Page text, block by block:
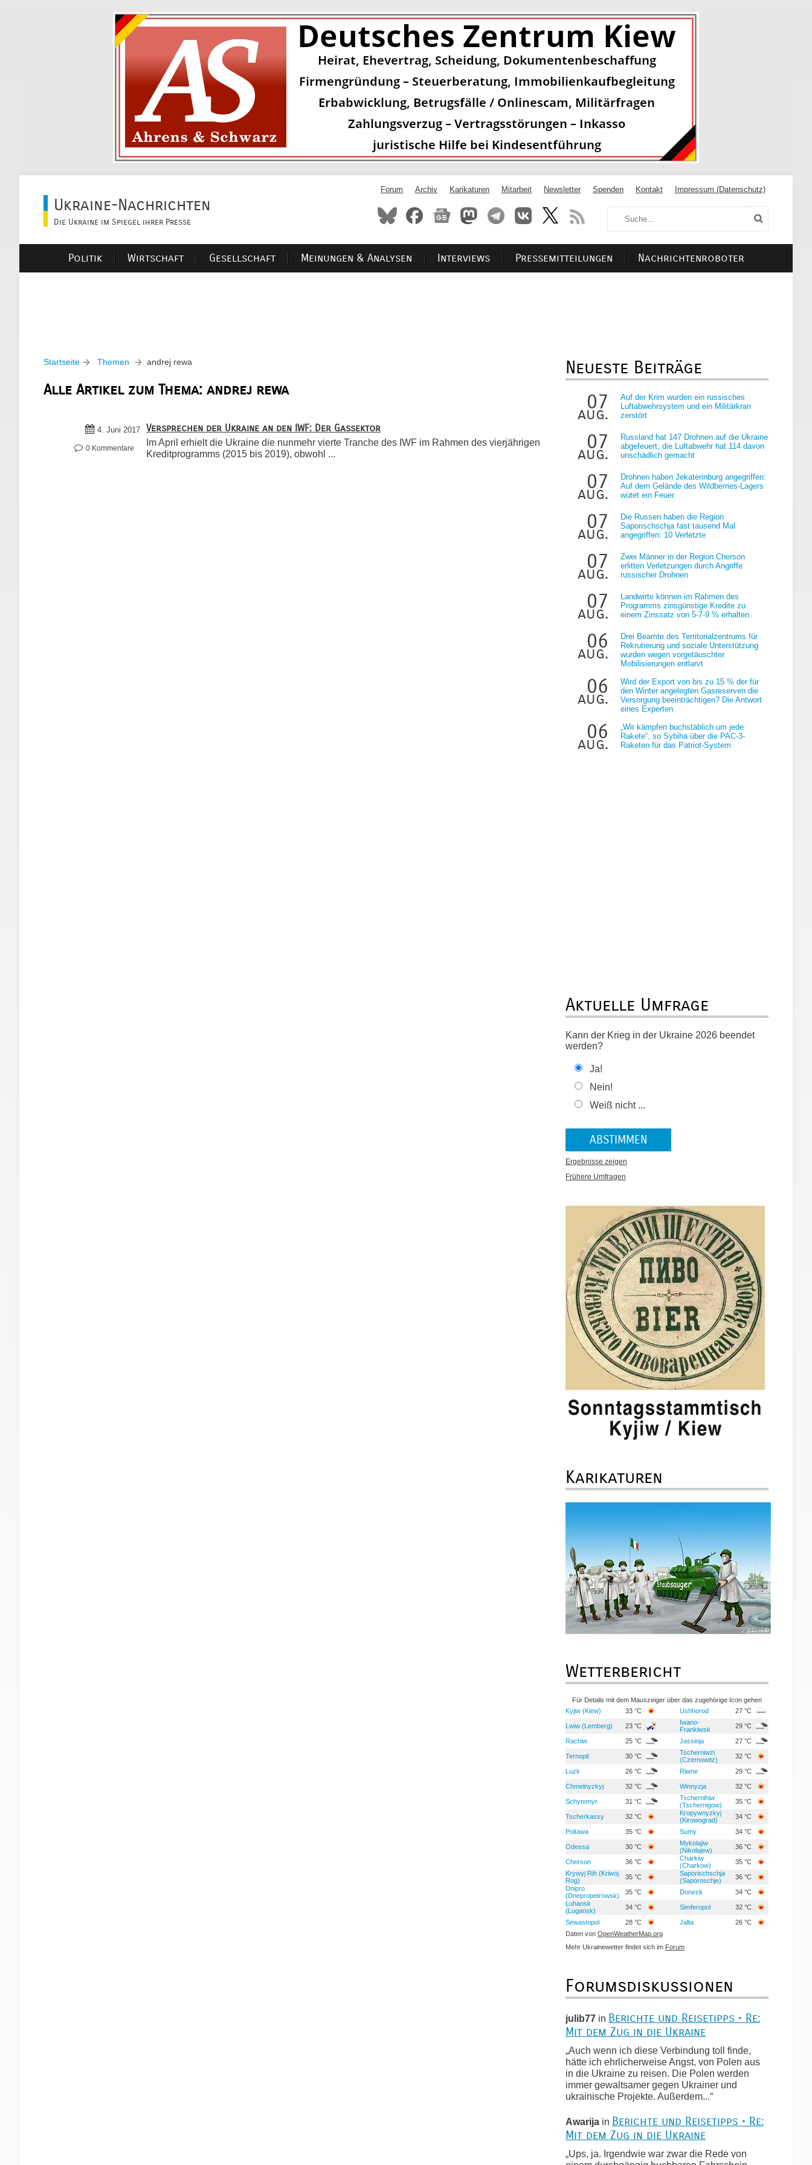
Ukraine-Nachrichten
Die Ukraine im Spiegel ihrer Presse
Forum Archiv Karikaturen Mitarbeit Newsletter Spenden Kontakt Impressum (Datenschutz)
Politik Wirtschaft Gesellschaft Meinungen & Analysen Interviews Pressemitteilungen Nachrichtenroboter
Startseite Themen andrej rewa
Alle Artikel zum Thema: andrej rewa
4. Juni 2017
0 Kommentare
Versprechen der Ukraine an den IWF: Der Gassektor
Im April erhielt die Ukraine die nunmehr vierte Tranche des IWF im Rahmen des vierjährigen
Kreditprogramms (2015 bis 2019), obwohl ...
Neueste Beiträge
07
aug.
Auf der Krim wurden ein russisches
Luftabwehrsystem und ein Militärkran
zerstört
07
aug.
Russland hat 147 Drohnen auf die Ukraine
abgefeuert; die Luftabwehr hat 114 davon
unschädlich gemacht
07
aug.
Drohnen haben Jekaterinburg angegriffen:
Auf dem Gelände des Wildberries-Lagers
wütet ein Feuer
07
aug.
Die Russen haben die Region
Saporischschja fast tausend Mal
angegriffen: 10 Verletzte
07
aug.
Zwei Männer in der Region Cherson
erlitten Verletzungen durch Angriffe
russischer Drohnen
07
aug.
Landwirte können im Rahmen des
Programms zinsgünstige Kredite zu
einem Zinssatz von 5-7-9 % erhalten
06
aug.
Drei Beamte des Territorialzentrums für
Rekrutierung und soziale Unterstützung
wurden wegen vorgetäuschter
Mobilisierungen entlarvt
06
aug.
Wird der Export von bis zu 15 % der für
den Winter angelegten Gasreserven die
Versorgung beeinträchtigen? Die Antwort
eines Experten
06
aug.
„Wir kämpfen buchstäblich um jede
Rakete“, so Sybiha über die PAC-3-
Raketen für das Patriot-System
Aktuelle Umfrage
Kann der Krieg in der Ukraine 2026 beendet
werden?
Ja!
Nein!
Weiß nicht ...
Ergebnisse zeigen
Frühere Umfragen
Karikaturen
Wetterbericht
Für Details mit dem Mauszeiger über das zugehörige Icon gehen
Kyjiw (Kiew)
33 °C Ushhorod 27 °C
Lwiw (Lemberg) 23 °C
Iwano-
Frankiwsk
29 °C
Rachiw 25 °C Jassinja 27 °C
Ternopil 30 °C
Tscherniwzi
(Czernowitz)
32 °C
Luzk 26 °C Riwne 29 °C
Chmelnyzkyj 32 °C Winnyzja 32 °C
Schytomyr 31 °C
Tschernihiw
(Tschernigow)
35 °C
Tscherkassy 32 °C
Kropywnyzkyj
(Kirowograd)
34 °C
Poltawa 35 °C Sumy 34 °C
Odessa 30 °C
Mykolajiw
(Nikolajew)
36 °C
Cherson 36 °C
Charkiw
(Charkow)
35 °C
Krywyj Rih (Kriwoj
Rog)
35 °C
Saporischschja
(Saporoschje)
36 °C
Dnipro
(Dnepropetrowsk)
35 °C Donezk
34 °C
Luhansk
(Lugansk)
34 °C Simferopol 32 °C
Sewastopol 28 °C Jalta
26 °C
Daten von OpenWeatherMap.org
Mehr Ukrainewetter findet sich im Forum
Forumsdiskussionen
julib77 in Berichte und Reisetipps • Re:
Mit dem Zug in die Ukraine
„Auch wenn ich diese Verbindung toll finde,
hätte ich ehrlicherweise Angst, von Polen aus
in die Ukraine zu reisen. Die Polen werden
immer gewaltsamer gegen Ukrainer und
ukrainische Projekte. Außerdem...“
Awarija in Berichte und Reisetipps • Re:
Mit dem Zug in die Ukraine
„Ups, ja. Irgendwie war zwar die Rede von